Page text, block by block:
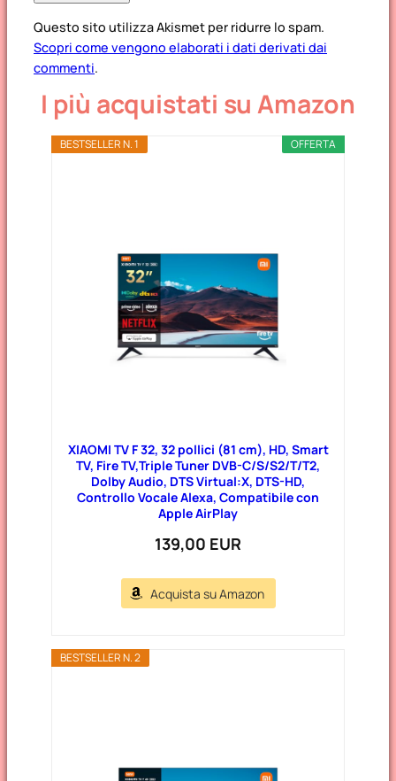
Questo sito utilizza Akismet per ridurre lo spam.
Scopri come vengono elaborati i dati derivati dai
commenti.
I più acquistati su Amazon
OFFERTA
BESTSELLER N. 1
XIAOMI TV F 32, 32 pollici (81 cm), HD, Smart
TV, Fire TV,Triple Tuner DVB-C/S/S2/T/T2,
Dolby Audio, DTS Virtual:X, DTS-HD,
Controllo Vocale Alexa, Compatibile con
Apple AirPlay
139,00 EUR
Acquista su Amazon
BESTSELLER N. 2